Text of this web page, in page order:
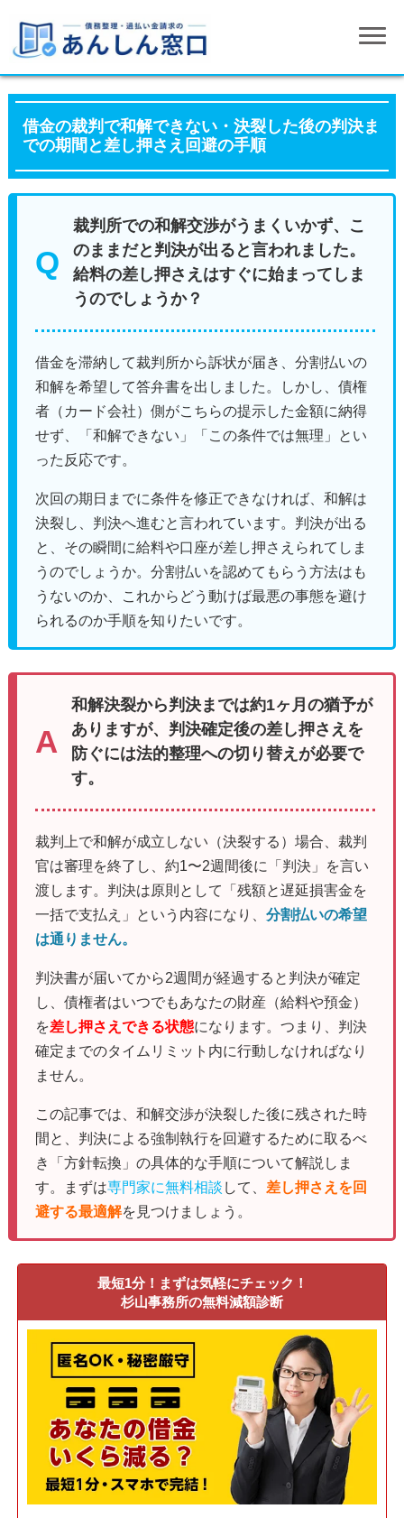
借金の裁判で和解できない・決裂した後の判決ま
での期間と差し押さえ回避の手順
裁判所での和解交渉がうまくいかず、こ
のままだと判決が出ると言われました。
給料の差し押さえはすぐに始まってしま
うのでしょうか？
借金を滞納して裁判所から訴状が届き、分割払いの
和解を希望して答弁書を出しました。しかし、債権
者（カード会社）側がこちらの提示した金額に納得
せず、「和解できない」「この条件では無理」とい
った反応です。
次回の期日までに条件を修正できなければ、和解は
決裂し、判決へ進むと言われています。判決が出る
と、その瞬間に給料や口座が差し押さえられてしま
うのでしょうか。分割払いを認めてもらう方法はも
うないのか、これからどう動けば最悪の事態を避け
られるのか手順を知りたいです。
和解決裂から判決までは約1ヶ月の猶予が
ありますが、判決確定後の差し押さえを
防ぐには法的整理への切り替えが必要で
す。
裁判上で和解が成立しない（決裂する）場合、裁判
官は審理を終了し、約1〜2週間後に「判決」を言い
渡します。判決は原則として「残額と遅延損害金を
一括で支払え」という内容になり、 分割払いの希望
は通りません。
判決書が届いてから2週間が経過すると判決が確定
し、債権者はいつでもあなたの財産（給料や預金）
を差し押さえできる状態になります。つまり、判決
確定までのタイムリミット内に行動しなければなり
ません。
この記事では、和解交渉が決裂した後に残された時
間と、判決による強制執行を回避するために取るべ
き「方針転換」の具体的な手順について解説しま
す。まずは専門家に無料相談 して、 差し押さえを回
避する最適解を見つけましょう。
最短1分！まずは気軽にチェック！
杉山事務所の無料減額診断